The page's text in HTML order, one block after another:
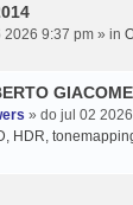
2026 9:37 pm » in
» do jul 02
HDR,